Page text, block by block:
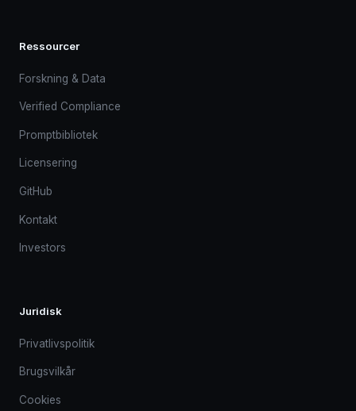
Ressourcer
Forskning & Data
Verified Compliance
Promptbibliotek
Licensering
GitHub
Kontakt
Investors
Juridisk
Privatlivspolitik
Brugsvilkår
Cookies